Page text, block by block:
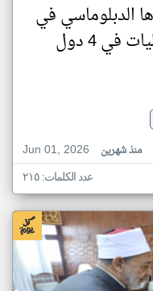
الدبلوماسي في
إفريقيا بافتتاح ممثليات في 4 دول
Jun 01, 2026
منذ شهرين
عدد الكلمات: ٢١٥